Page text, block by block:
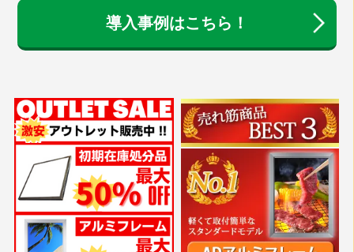
導入事例はこちら！